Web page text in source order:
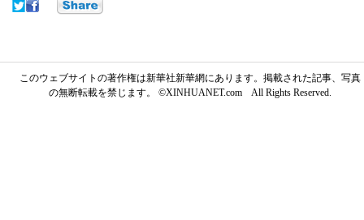
このウェブサイトの著作権は新華社新華網にあります。掲載された記事、写真
の無断転載を禁じます。 ©XINHUANET.com All Rights Reserved.